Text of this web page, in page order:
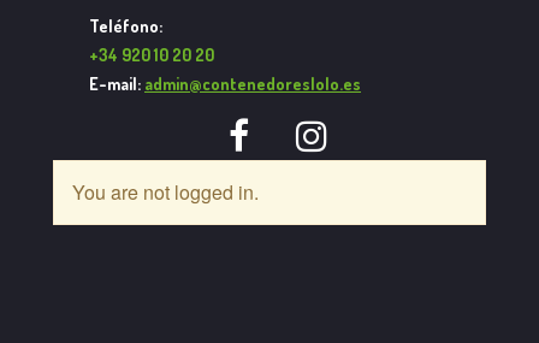
Teléfono:
+34 920 10 20 20
E-mail: admin@contenedoreslolo.es
 
You are not logged in.